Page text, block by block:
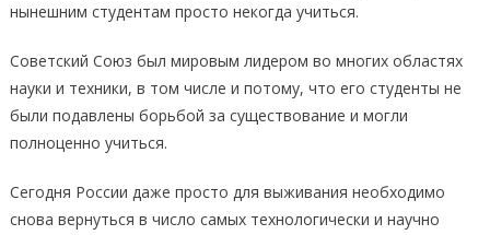
нынешним студентам просто некогда учиться.
Советский Союз был мировым лидером во многих областях
науки и техники, в том числе и потому, что его студенты не
были подавлены борьбой за существование и могли
полноценно учиться.
Сегодня России даже просто для выживания необходимо
снова вернуться в число самых технологически и научно